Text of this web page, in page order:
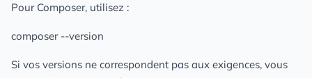
Pour Composer, utilisez :
composer --version
Si vos versions ne correspondent pas aux exigences, vous